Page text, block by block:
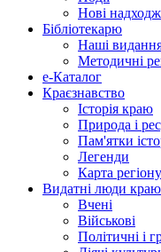
Нові
Бібліотекарю
Наші
Методичні
e-Каталог
Краєзнавство
Історія краю
Природа і
Пам'ятки
Легенди
Карта регіону
Видатні люди краю
Вчені
Військові
Політичні і